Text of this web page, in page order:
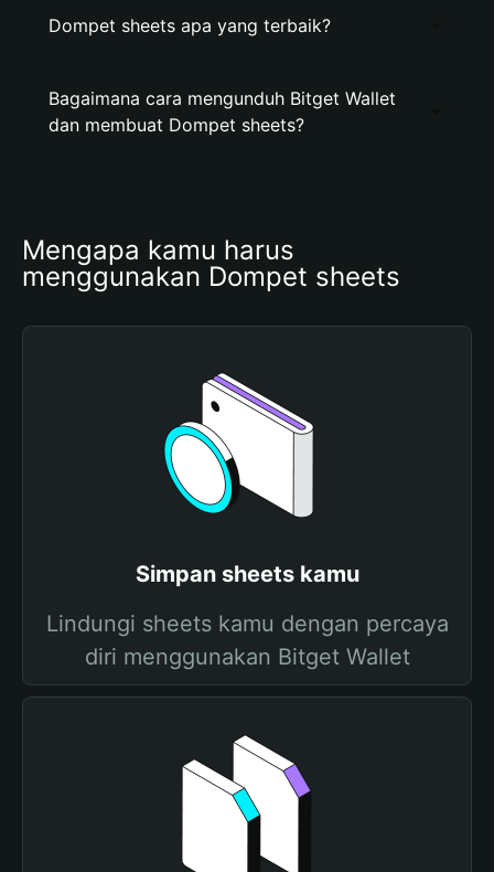
Dompet sheets apa yang terbaik?
Bagaimana cara mengunduh Bitget Wallet
dan membuat Dompet sheets?
Mengapa kamu harus
menggunakan Dompet sheets
Simpan sheets kamu
Lindungi sheets kamu dengan percaya
diri menggunakan Bitget Wallet